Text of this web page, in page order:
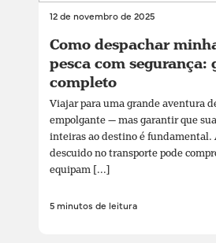
12 de novembro de 2025
Como despachar
pesca com segurança:
completo
Viajar para uma grande aventura
empolgante — mas garantir que
inteiras ao destino é fundamental.
descuido no transporte pode
equipam [...]
5 minutos de leitura